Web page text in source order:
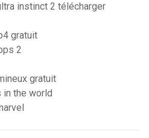
instinct 2 télécharger
gratuit
2
gratuit
in the world